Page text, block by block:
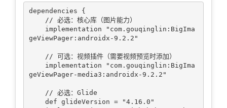
dependencies {
geViewPager:androidx-9.2.2"
geViewPager-media3:androidx-9.2.2"